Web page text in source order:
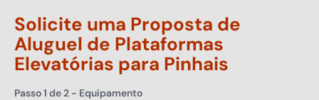
Solicite uma Proposta de
Aluguel de Plataformas
Elevatórias para Pinhais
Passo1 de2 - Equipamento